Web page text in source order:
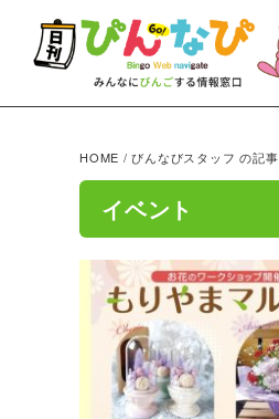
HOME /びんなびスタッフ の記事
イベント